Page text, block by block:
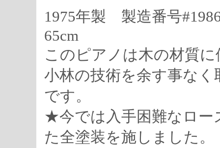
1975年製 製造番号
65cm
このピアノは木の材質
小林の技術を余す事なく
です。
★今では入手困難なロー
た全塗装を施しました。